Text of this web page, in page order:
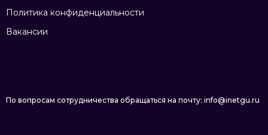
Политика конфиденциальности
Вакансии
По вопросам сотрудничества обращаться на почту: info@inetgu.ru